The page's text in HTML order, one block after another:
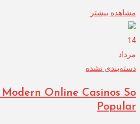
مشاهده بیشتر
14
مرداد
دسته‌بندی نشده
Online Casinos So
Popular